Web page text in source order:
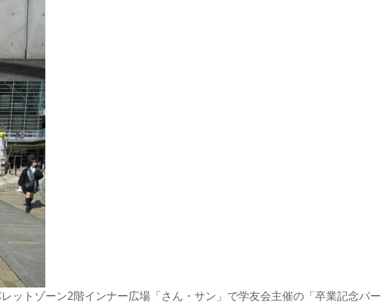
ットゾーン2階インナー広場「さん・サン」で学友会主催の「卒業記念パ